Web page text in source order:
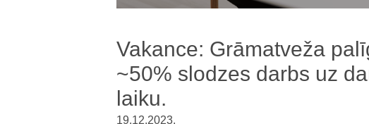
Vakance: Grāmatveža
~50% slodzes darbs uz
laiku.
19.12.2023.